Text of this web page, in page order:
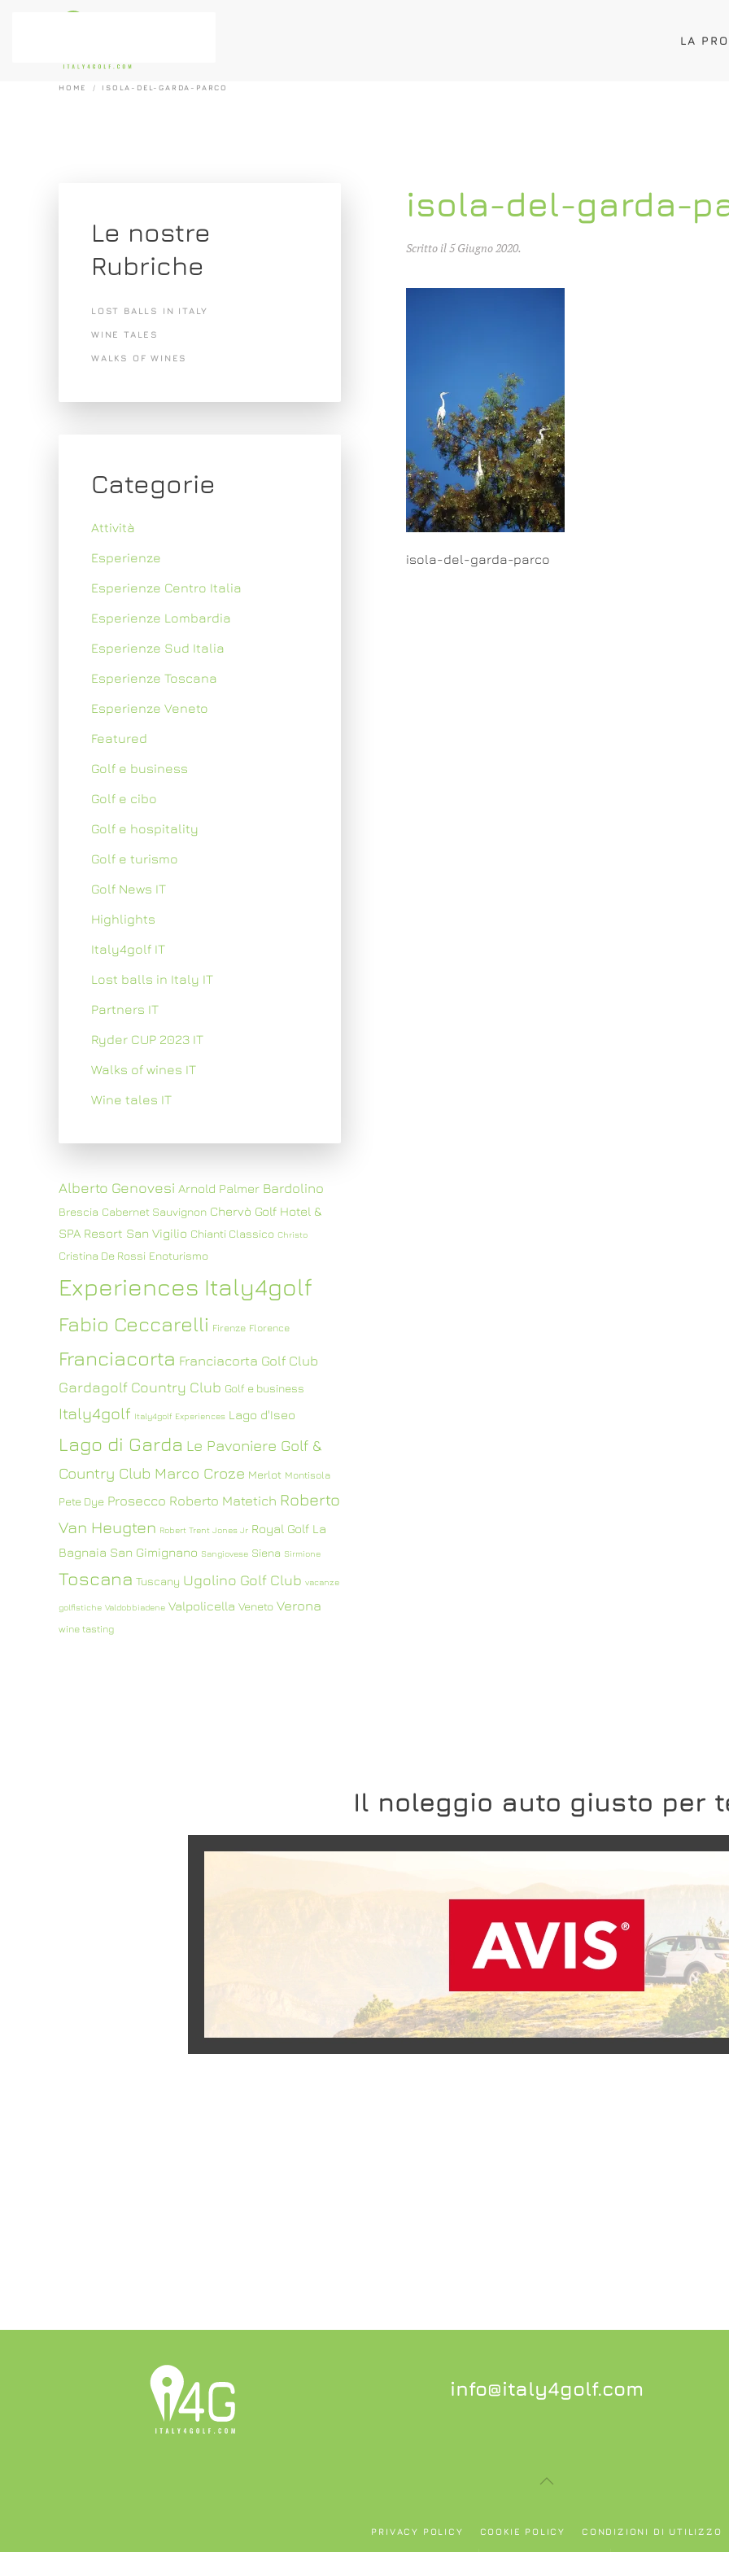
LA
HOME ISOLA-DEL-GARDA-PARCO
isola-del-garda-
Scritto il5 Giugno 2020.
isola-del-garda-parco
Le nostre
Rubriche
LOST BALLS IN ITALY
WINE TALES
WALKS OF WINES
Categorie
Attività
Esperienze
Esperienze Centro Italia
Esperienze Lombardia
Esperienze Sud Italia
Esperienze Toscana
Esperienze Veneto
Featured
Golf e business
Golf e cibo
Golf e hospitality
Golf e turismo
Golf News IT
Highlights
Italy4golf IT
Lost balls in Italy IT
Partners IT
Ryder CUP 2023 IT
Walks of wines IT
Wine tales IT
Alberto Genovesi Arnold Palmer Bardolino
Brescia Cabernet Sauvignon Chervò Golf Hotel &
SPA Resort San Vigilio Chianti Classico Christo
Cristina De Rossi Enoturismo
Experiences Italy4golf
Fabio Ceccarelli Firenze Florence
Franciacorta Franciacorta Golf Club
Gardagolf Country Club Golf e business
Italy4golf Italy4golf Experiences Lago d'Iseo
Lago di Garda Le Pavoniere Golf &
Country Club Marco Croze Merlot Montisola
Pete Dye Prosecco Roberto Matetich Roberto
Van Heugten Robert Trent Jones Jr Royal Golf La
Bagnaia San Gimignano Sangiovese Siena Sirmione
Toscana Tuscany Ugolino Golf Club vacanze
golfistiche Valdobbiadene Valpolicella Veneto Verona
wine tasting
Il noleggio auto giusto per
SCOPRI L'OFFERTA
info@italy4golf.com
PRIVACY POLICY COOKIE POLICY CONDIZIONI DI UTILIZZO